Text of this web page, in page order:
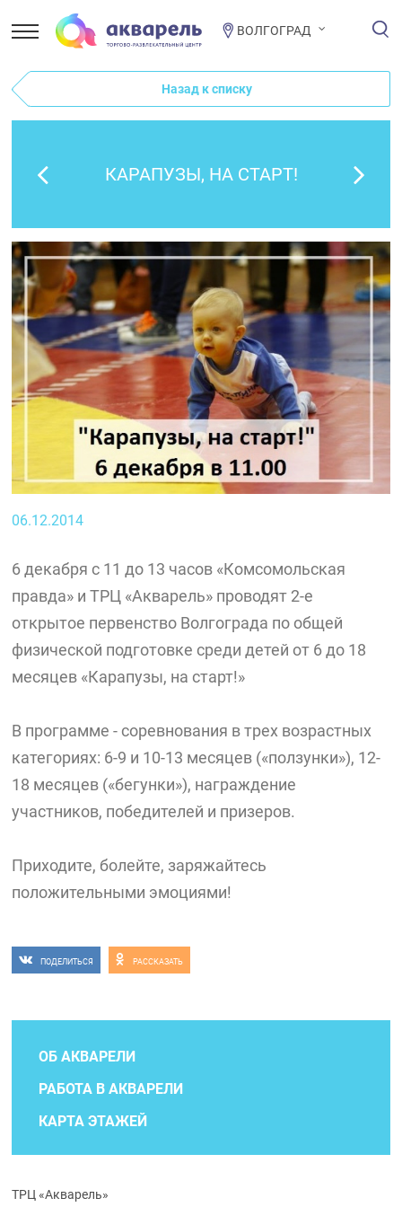
ВОЛГОГРАД
Назад к списку
КАРАПУЗЫ, НА СТАРТ!
06.12.2014
6 декабря с 11 до 13 часов «Комсомольская
правда» и ТРЦ «Акварель» проводят 2-е
открытое первенство Волгограда по общей
физической подготовке среди детей от 6 до 18
месяцев «Карапузы, на старт!»
В программе - соревнования в трех возрастных
категориях: 6-9 и 10-13 месяцев («ползунки»), 12-
18 месяцев («бегунки»), награждение
участников, победителей и призеров.
Приходите, болейте, заряжайтесь
положительными эмоциями!
ПОДЕЛИТЬСЯ РАССКАЗАТЬ
ОБ АКВАРЕЛИ
РАБОТА В АКВАРЕЛИ
КАРТА ЭТАЖЕЙ
ТРЦ «Акварель»